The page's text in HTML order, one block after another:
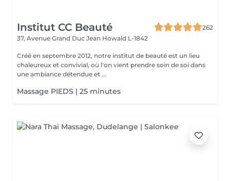
Institut CC Beauté
262
37, Avenue Grand Duc Jean Howald L-1842
Créé en septembre 2012, notre institut de beauté est un lieu
chaleureux et convivial, où l'on vient prendre soin de soi dans
une ambiance détendue et ...
Massage PIEDS | 25 minutes